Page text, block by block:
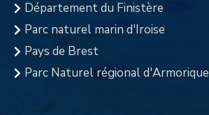
Département du Finistère
Parc naturel marin d'Iroise
Pays de Brest
Parc Naturel régional d'Armorique